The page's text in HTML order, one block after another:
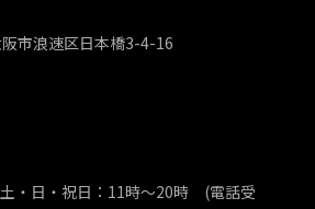
市浪速区日本橋3-4-16
・日・祝日：11時～20時 (電話受